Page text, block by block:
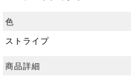
色
ストライプ
商品詳細